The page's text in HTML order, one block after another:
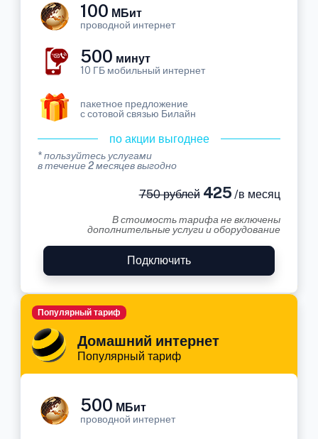
100 МБит
проводной интернет
500 минут
10 ГБ мобильный интернет
пакетное предложение
с сотовой связью Билайн
по акции выгоднее
* пользуйтесь услугами
в течение 2 месяцев выгодно
750 рублей425 /в месяц
В стоимость тарифа не включены
дополнительные услуги и оборудование
Подключить
Домашний интернет
Популярный тариф
Популярный тариф
500 МБит
проводной интернет